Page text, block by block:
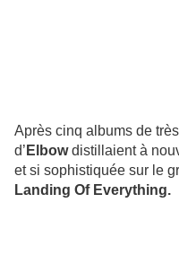
Après cinq albums de
d’ Elbowdistillaient à
et si sophistiquée sur le
Landing Of Everything.